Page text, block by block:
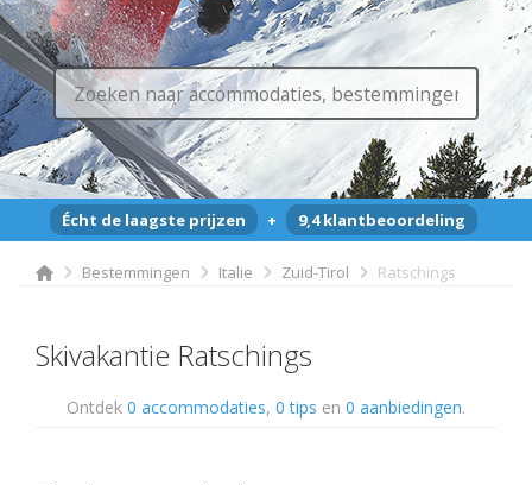
Écht de laagste prijzen + 9,4 klantbeoordeling
Bestemmingen Italie Zuid-Tirol Ratschings
Skivakantie Ratschings
Ontdek 0 accommodaties, 0 tips en 0 aanbiedingen.